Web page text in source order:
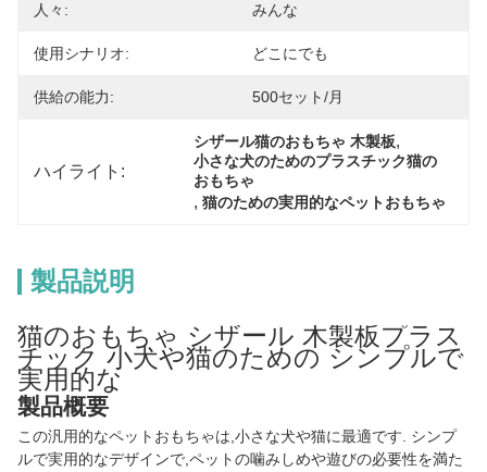
人々: みんな
使用シナリオ: どこにでも
供給の能力: 500セット/月
ハイライト:
シザール猫のおもちゃ 木製板,
小さな犬のためのプラスチック猫の
おもちゃ
, 猫のための実用的なペットおもちゃ
製品説明
猫のおもちゃ シザール 木製板プラス
チック 小犬や猫のための シンプルで
実用的な
製品概要
この汎用的なペットおもちゃは,小さな犬や猫に最適です. シンプ
ルで実用的なデザインで,ペットの噛みしめや遊びの必要性を満た